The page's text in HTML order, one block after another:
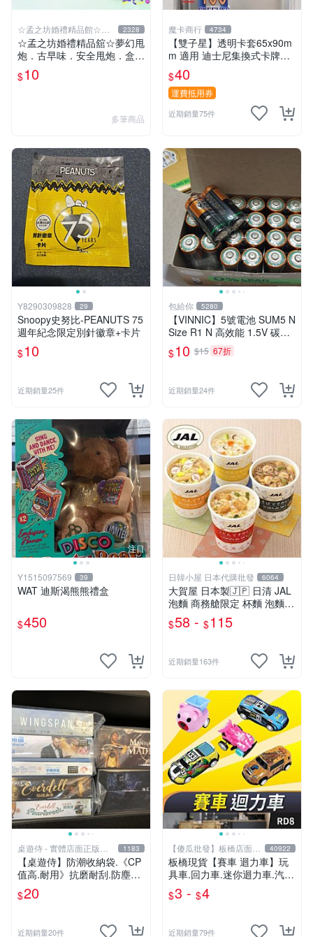
☆孟之坊婚禮精品館☆超
商取貨付款
2328
☆孟之坊婚禮精品舘☆夢幻甩
炮．古早味．安全甩炮．盒裝
甩炮 ．懷舊童玩 ．整人玩具
$10
多筆商品
魔卡商行 4734
【雙子星】透明卡套65x90m
m 適用 迪士尼集換式卡牌遊
戲 Disney Lorcana Reign of
Jafar
$40
運費抵用券
近期銷量75件
Y8290309828 29
Snoopy史努比-PEANUTS 75
週年紀念限定別針徽章+卡片
$10
近期銷量25件
包給你 5280
【VINNIC】5號電池 SUM5 N
Size R1 N 高效能 1.5V 碳鋅
電池 鋅錳
$10 $15 67折
近期銷量24件
注目
Y1515097569 39
WAT 迪斯渴熊熊禮盒
$450
日韓小屋 日本代購批發 6064
大賀屋 日本製🇯🇵 日清 JAL
泡麵 商務艙限定 杯麵 泡麵
海鮮什錦 和風醬油拉麵 日航
正版 J00051341
$58 - $115
近期銷量163件
桌遊侍 - 實體店面正版專
賣
1183
【桌遊侍】防潮收納袋.《CP
值高.耐用》抗磨耐刮.防塵實
用.保護桌遊.桌遊周邊.牌套
外的新選擇.大量優惠.桌遊收
$20
近期銷量20件
【傻瓜批發】板橋店面-
平板電腦
40922
板橋現貨【賽車 迴力車】玩
具車.回力車.迷你迴力車.汽車
玩具.可愛玩具.兒童禮物.回力
車玩具【傻瓜批發】RD8
$3 - $4
近期銷量79件